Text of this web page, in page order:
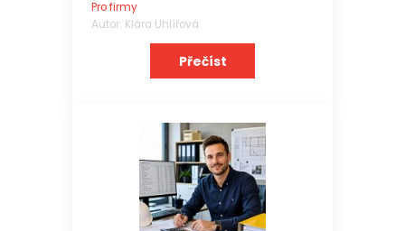
zaměstnavatele.
Pro firmy
Autor: Klára Uhlířová
Přečíst